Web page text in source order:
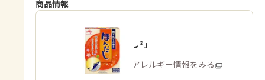
商品情報
「ほんだし®」
商品・アレルギー情報をみる